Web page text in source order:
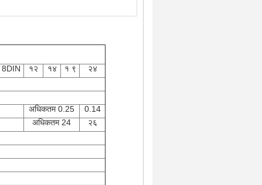
8DIN १२ १४ १ ९
२४
अधिकतम 0.25
0.14
अधिकतम 24
२६